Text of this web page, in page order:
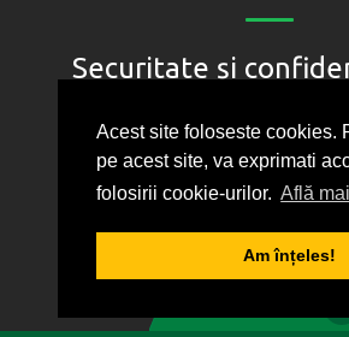
Acest site foloseste cookies.
pe acest site, va exprimati
folosirii cookie-urilor. Află
Am înțeles!
Securitate și
Regulament
Joacă responsabil
Oficiul National pentru Jocuri
Politica de
Cum folosim cookie-